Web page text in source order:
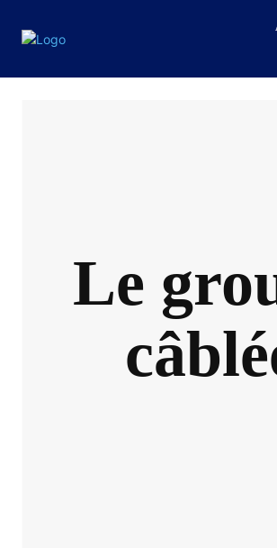
Le